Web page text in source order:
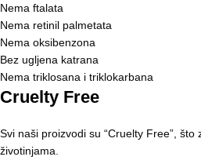
Nema ftalata
Nema retinil palmetata
Nema oksibenzona
Bez ugljena katrana
Nema triklosana i triklokarbana
Cruelty Free
Svi naši proizvodi su “Cruelty Free”, što
životinjama.